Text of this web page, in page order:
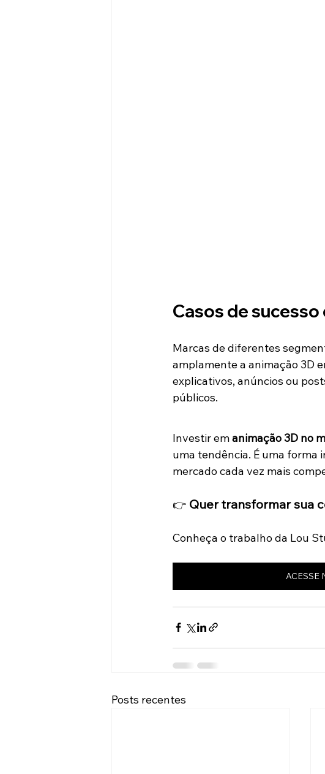
Casos de
Marcas de diferentes
amplamente a animação 3D
explicativos, anúncios ou
públicos.
Investir em animação 3D no
uma tendência. É uma forma
mercado cada vez mais
👉 Quer transformar sua
Conheça o trabalho da Lou
ACESSE
Posts recentes